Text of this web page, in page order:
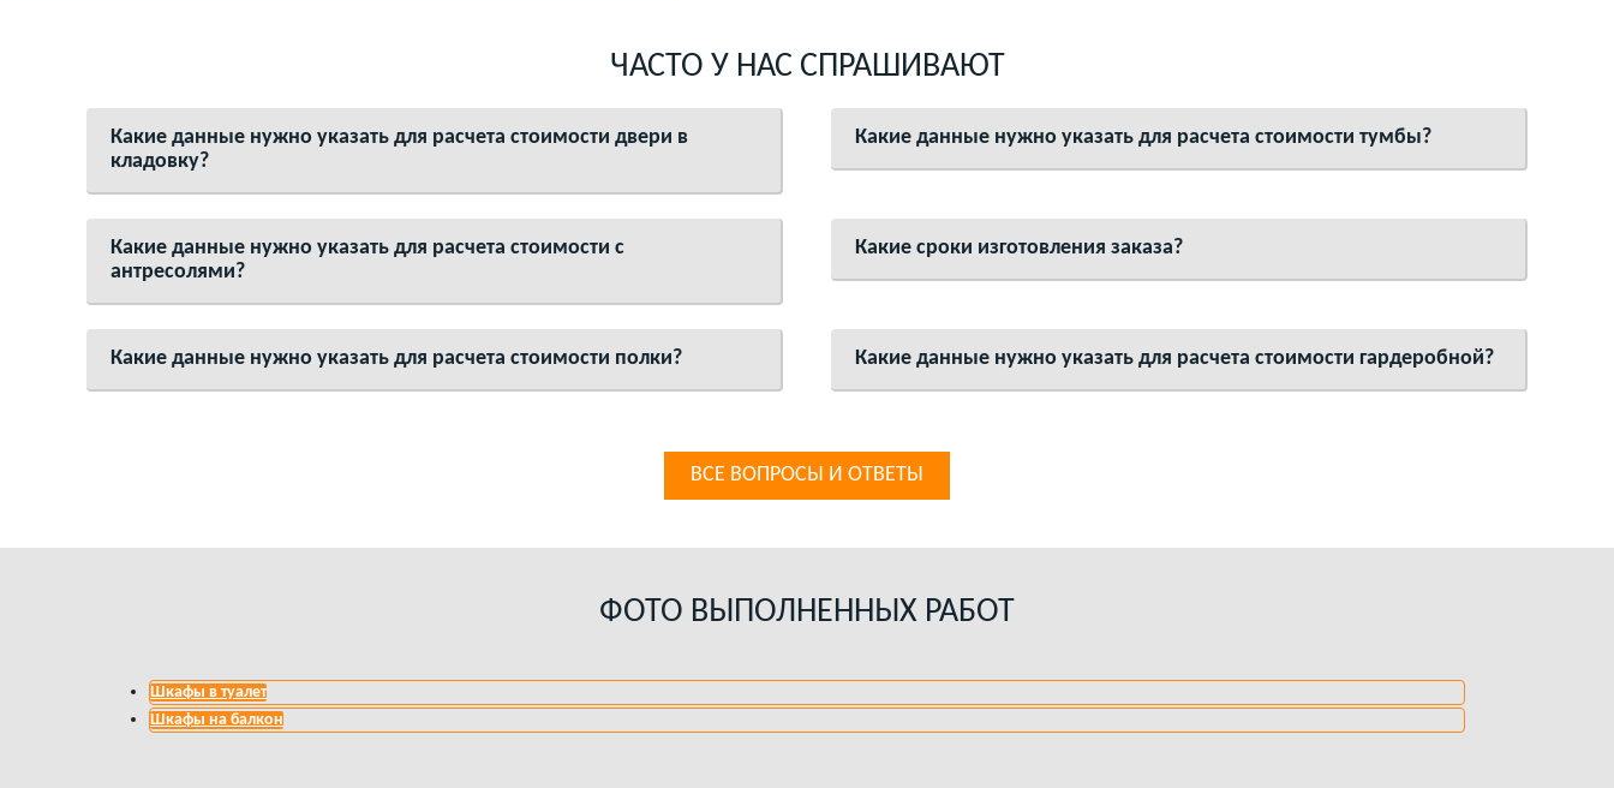
ЧАСТО У НАС СПРАШИВАЮТ
Какие данные нужно указать для расчета стоимости двери в
кладовку?
Какие данные нужно указать для расчета стоимости тумбы?
Какие данные нужно указать для расчета стоимости с
антресолями?
Какие сроки изготовления заказа?
Какие данные нужно указать для расчета стоимости полки? Какие данные нужно указать для расчета стоимости гардеробной?
ВСЕ ВОПРОСЫ И ОТВЕТЫ
ФОТО ВЫПОЛНЕННЫХ РАБОТ
Шкафы в туалет
Шкафы на балкон